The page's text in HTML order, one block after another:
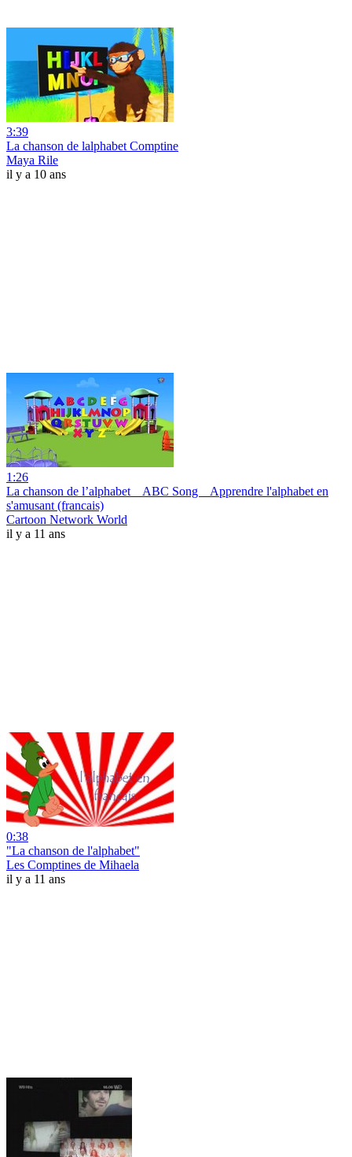
3:39
La chanson de lalphabet Comptine
Maya Rile
il y a 10 ans
1:26
La chanson de l’alphabet _ ABC Song _ Apprendre l'alphabet en
s'amusant (francais)
Cartoon Network World
il y a 11 ans
0:38
"La chanson de l'alphabet"
Les Comptines de Mihaela
il y a 11 ans